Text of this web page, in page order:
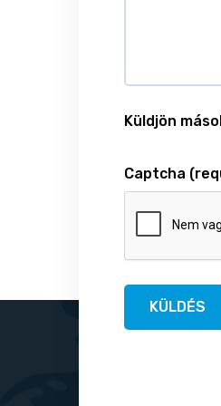
Küldjön
Captcha
KÜLDÉS